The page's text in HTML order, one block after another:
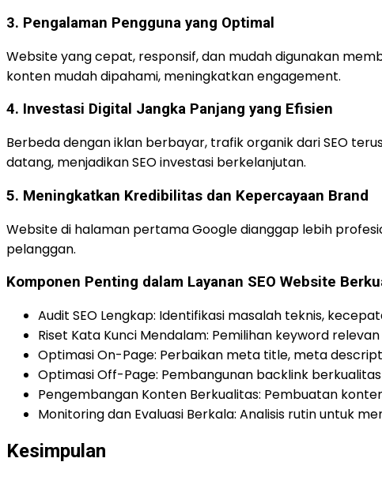
3. Pengalaman Pengguna yang Optimal
Website yang cepat, responsif, dan mudah digunakan
konten mudah dipahami, meningkatkan engagement.
4. Investasi Digital Jangka Panjang yang Efisien
Berbeda dengan iklan berbayar, trafik organik dari SEO
datang, menjadikan SEO investasi berkelanjutan.
5. Meningkatkan Kredibilitas dan Kepercayaan Brand
Website di halaman pertama Google dianggap lebih
pelanggan.
Komponen Penting dalam Layanan SEO Website
Audit SEO Lengkap: Identifikasi masalah teknis,
Riset Kata Kunci Mendalam: Pemilihan keyword
Optimasi On-Page: Perbaikan meta title, meta
Optimasi Off-Page: Pembangunan backlink
Pengembangan Konten Berkualitas: Pembuatan
Monitoring dan Evaluasi Berkala: Analisis rutin untuk
Kesimpulan